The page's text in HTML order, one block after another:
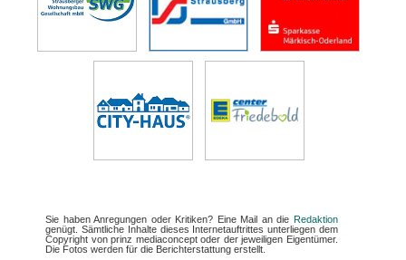
Sie haben Anregungen oder Kritiken? Eine Mail an die Redaktion
genügt. Sämtliche Inhalte dieses Internetauftrittes unterliegen dem
Copyright von prinz mediaconcept oder der jeweiligen Eigentümer.
Die Fotos werden für die Berichterstattung erstellt.